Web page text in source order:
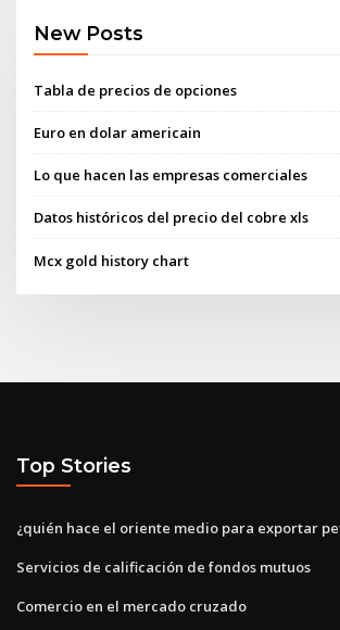
New Posts
Tabla de precios de opciones
Euro en dolar americain
Lo que hacen las empresas comerciales
Datos históricos del precio del cobre xls
Mcx gold history chart
Top Stories
¿quién hace el oriente medio para exportar
Servicios de calificación de fondos mutuos
Comercio en el mercado cruzado